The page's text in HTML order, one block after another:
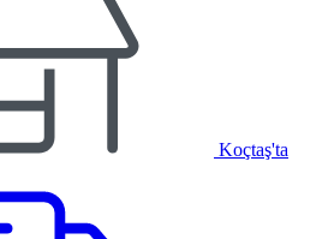
Koçtaş'ta